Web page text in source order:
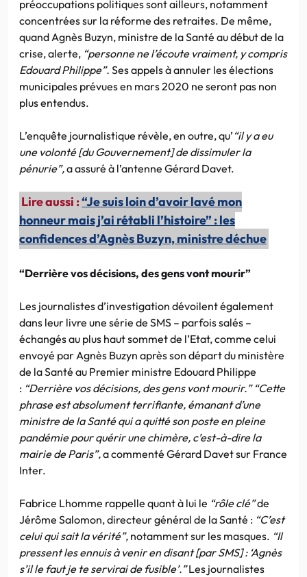
préoccupations politiques sont ailleurs, notamment
concentrées sur la réforme des retraites. De même,
quand Agnès Buzyn, ministre de la Santé au début de la
crise, alerte, “personne ne l’écoute vraiment, y compris
Edouard Philippe”. Ses appels à annuler les élections
municipales prévues en mars 2020 ne seront pas non
plus entendus.
L’enquête journalistique révèle, en outre, qu’ “il y a eu
une volonté [du Gouvernement] de dissimuler la
pénurie”,a assuré à l’antenne Gérard Davet.
Lire aussi :“Je suis loin d’avoir lavé mon
honneur mais j’ai rétabli l’histoire” : les
confidences d’Agnès Buzyn, ministre déchue
“Derrière vos décisions, des gens vont mourir”
Les journalistes d’investigation dévoilent également
dans leur livre une série de SMS – parfois salés –
échangés au plus haut sommet de l’Etat, comme celui
envoyé par Agnès Buzyn après son départ du ministère
de la Santé au Premier ministre Edouard Philippe
: “Derrière vos décisions, des gens vont mourir.” “Cette
phrase est absolument terrifiante, émanant d’une
ministre de la Santé qui a quitté son poste en pleine
pandémie pour quérir une chimère, c’est-à-dire la
mairie de Paris”,a commenté Gérard Davet sur France
Inter.
Fabrice Lhomme rappelle quant à lui le “rôle clé”de
Jérôme Salomon, directeur général de la Santé : “C’est
celui qui sait la vérité”, notamment sur les masques. “Il
pressent les ennuis à venir en disant [par SMS] : ‘Agnès
s’il le faut je te servirai de fusible’.”Les journalistes